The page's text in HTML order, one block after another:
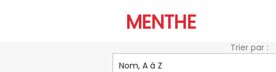
MENTHE
Trier par :
Nom, A à Z